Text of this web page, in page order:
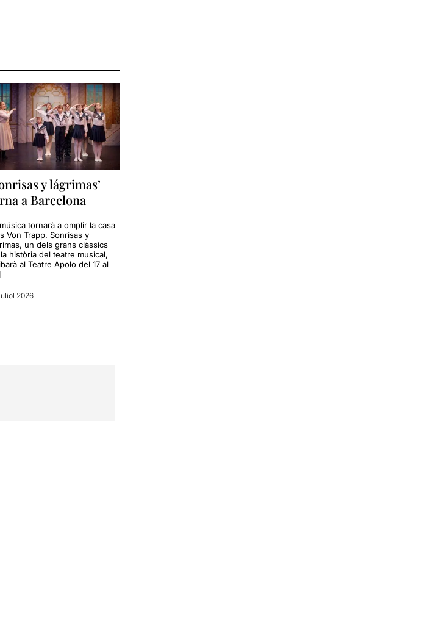
y lágrimas’
a Barcelona
tornarà a omplir la casa
Von Trapp. Sonrisas y
un dels grans clàssics
història del teatre musical,
al Teatre Apolo del 17 al
2026